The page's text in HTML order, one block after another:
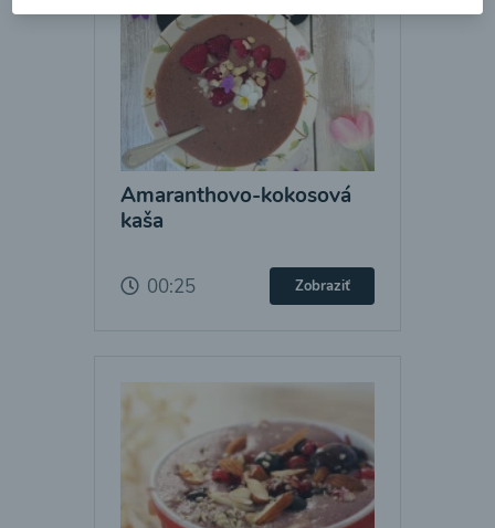
Amaranthovo-kokosová
kaša
00:25 Zobraziť